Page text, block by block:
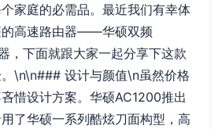
家庭的必需品。最近我们有幸体
的高速路由器——华硕双频
，下面就跟大家一起分享下这款
\n\n### 设计与颜值\n虽然价格
惜设计方案。华硕AC1200推出
了华硕一系列酷炫刀面构型，高